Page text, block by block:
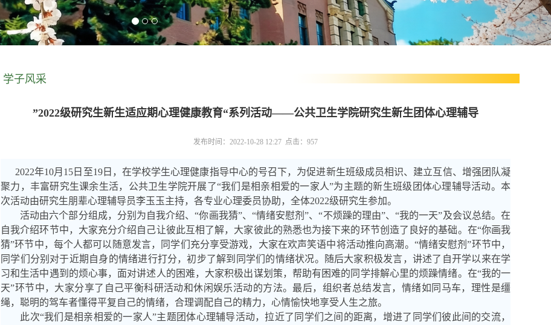
学子风采
”2022级研究生新生适应期心理健康教育“系列活动——公共卫生学院研究生新生团体心理辅导
发布时间：2022-10-28 12:27 点击： 957
2022年10月15日至19日，在学校学生心理健康指导中心的号召下，为促进新生班级成员相识、建立互信、增强团队凝
聚力，丰富研究生课余生活，公共卫生学院开展了“我们是相亲相爱的一家人”为主题的新生班级团体心理辅导活动。本
次活动由研究生朋辈心理辅导员李玉玉主持，各专业心理委员协助，全体2022级研究生参加。
活动由六个部分组成，分别为自我介绍、“你画我猜”、“情绪安慰剂”、“不烦躁的理由”、“我的一天”及会议总结。在
自我介绍环节中，大家充分介绍自己让彼此互相了解，大家彼此的熟悉也为接下来的环节创造了良好的基础。在“你画我
猜”环节中，每个人都可以随意发言，同学们充分享受游戏，大家在欢声笑语中将活动推向高潮。“情绪安慰剂”环节中，
同学们分别对于近期自身的情绪进行打分，初步了解到同学们的情绪状况。随后大家积极发言，讲述了自开学以来在学
习和生活中遇到的烦心事，面对讲述人的困难，大家积极出谋划策， 帮助有困难的同学排解心里的烦躁情绪。在“我的一
天”环节中，大家分享了自己平衡科研活动和休闲娱乐活动的方法。最后，组织者总结发言，情绪如同马车，理性是缰
绳，聪明的驾车者懂得平复自己的情绪，合理调配自己的精力，心情愉快地享受人生之旅。
此次“我们是相亲相爱的一家人”主题团体心理辅导活动，拉近了同学们之间的距离，增进了同学们彼此间的交流，